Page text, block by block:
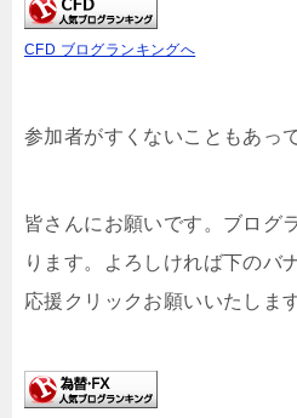
CFD ブログランキングへ
参加者がすくないこともあっ
皆さんにお願いです。ブログ
ります。よろしければ下のバ
応援クリックお願いいたします